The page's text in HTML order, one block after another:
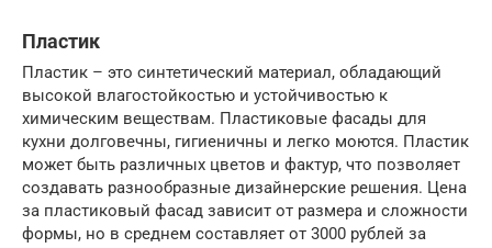
Пластик
Пластик – это синтетический материал, обладающий
высокой влагостойкостью и устойчивостью к
химическим веществам. Пластиковые фасады для
кухни долговечны, гигиеничны и легко моются. Пластик
может быть различных цветов и фактур, что позволяет
создавать разнообразные дизайнерские решения. Цена
за пластиковый фасад зависит от размера и сложности
формы, но в среднем составляет от 3000 рублей за